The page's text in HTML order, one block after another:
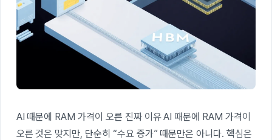
AI 때문에 RAM 가격이 오른 진짜 이유 AI 때문에 RAM 가격이
오른 것은 맞지만, 단순히 “수요 증가” 때문만은 아니다. 핵심은